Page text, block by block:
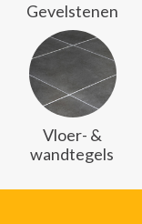
Gevelstenen
Vloer- &
wandtegels